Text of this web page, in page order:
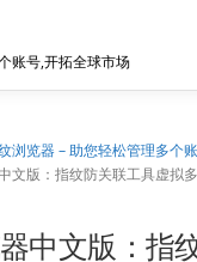
账号,开拓全球市场
浏览器 – 助您轻松管理多个
文版：指纹防关联工具虚拟
中文版：指